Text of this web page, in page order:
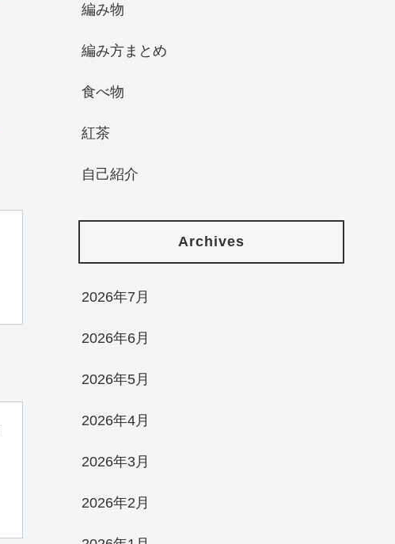
編み物
編み方まとめ
食べ物
紅茶
自己紹介
Archives
2026年7月
2026年6月
2026年5月
2026年4月
2026年3月
2026年2月